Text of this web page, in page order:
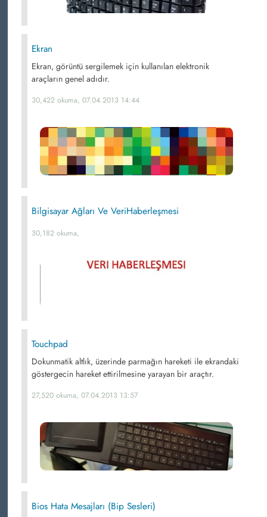
Ekran
Ekran, görüntü sergilemek için kullanılan elektronik
araçların genel adıdır.
30,422 okuma, 07.04.2013 14:44
Bilgisayar Ağları Ve VeriHaberleşmesi
30,182 okuma,
Touchpad
Dokunmatik altlık, üzerinde parmağın hareketi ile ekrandaki
göstergecin hareket ettirilmesine yarayan bir araçtır.
27,520 okuma, 07.04.2013 13:57
Bios Hata Mesajları (Bip Sesleri)